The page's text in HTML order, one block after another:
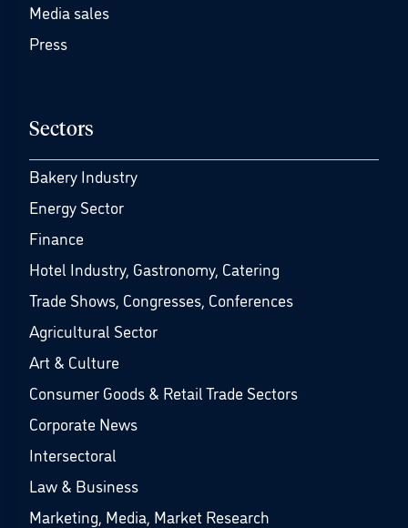
Media sales
Press
Sectors
Bakery Industry
Energy Sector
Finance
Hotel Industry, Gastronomy, Catering
Trade Shows, Congresses, Conferences
Agricultural Sector
Art & Culture
Consumer Goods & Retail Trade Sectors
Corporate News
Intersectoral
Law & Business
Marketing, Media, Market Research